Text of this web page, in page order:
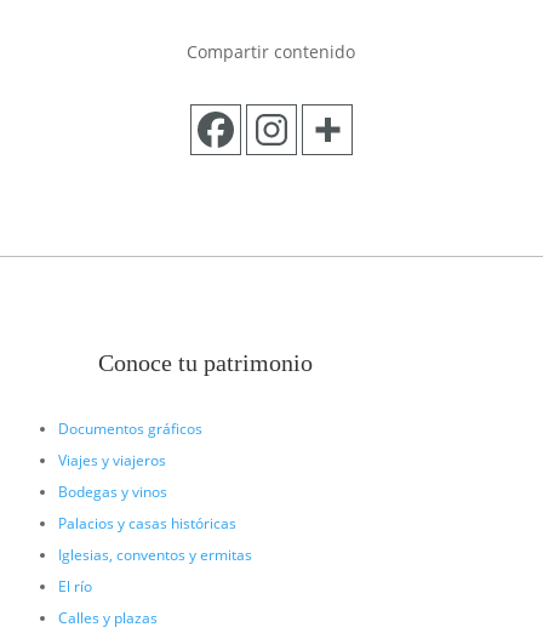
Compartir contenido
Conoce tu patrimonio
Documentos gráficos
Viajes y viajeros
Bodegas y vinos
Palacios y casas históricas
Iglesias, conventos y ermitas
El río
Calles y plazas